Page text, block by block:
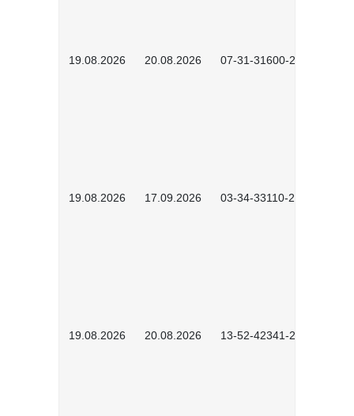
19.08.2026 20.08.2026 07-31-31600-2602
19.08.2026 17.09.2026 03-34-33110-2605
19.08.2026 20.08.2026 13-52-42341-2602